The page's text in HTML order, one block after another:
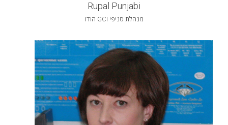
Rupal Punjabi
מנהלת סניפי GCI הודו